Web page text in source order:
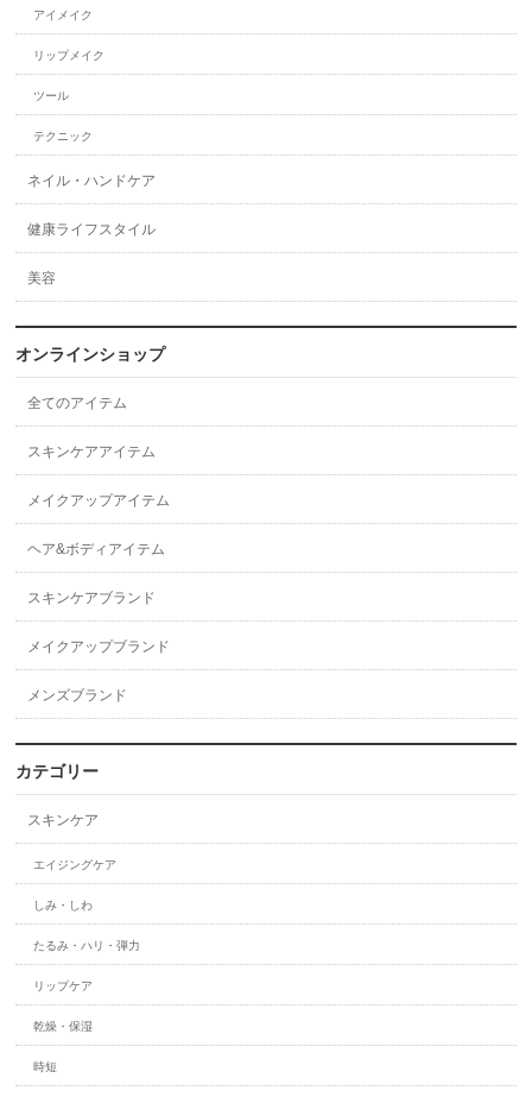
アイメイク
リップメイク
ツール
テクニック
ネイル・ハンドケア
健康ライフスタイル
美容
オンラインショップ
全てのアイテム
スキンケアアイテム
メイクアップアイテム
ヘア&ボディアイテム
スキンケアブランド
メイクアップブランド
メンズブランド
カテゴリー
スキンケア
エイジングケア
しみ・しわ
たるみ・ハリ・弾力
リップケア
乾燥・保湿
時短